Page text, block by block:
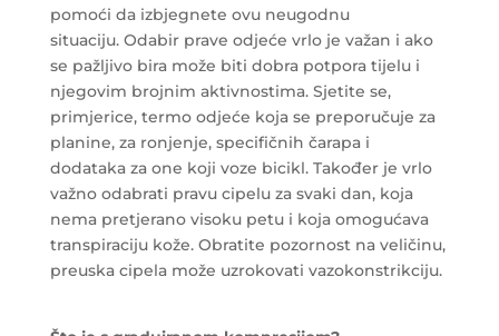
pomoći da izbjegnete ovu neugodnu
situaciju. Odabir prave odjeće vrlo je važan i ako
se pažljivo bira može biti dobra potpora tijelu i
njegovim brojnim aktivnostima. Sjetite se,
primjerice, termo odjeće koja se preporučuje za
planine, za ronjenje, specifičnih čarapa i
dodataka za one koji voze bicikl. Također je vrlo
važno odabrati pravu cipelu za svaki dan, koja
nema pretjerano visoku petu i koja omogućava
transpiraciju kože. Obratite pozornost na veličinu,
preuska cipela može uzrokovati vazokonstrikciju.